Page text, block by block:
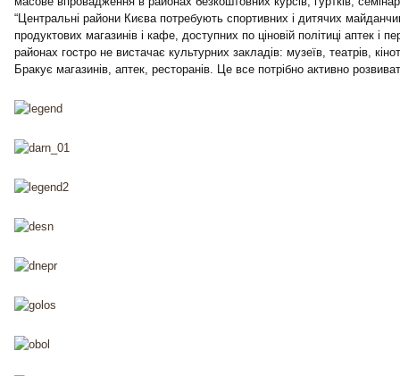
“Центральні райони Києва потребують спортивних і дитячих
продуктових магазинів і кафе, доступних по ціновій політиці аптек і
районах гостро не вистачає культурних закладів: музеїв, театрів,
Бракує магазинів, аптек , ресторанів. Це все потрібно активно